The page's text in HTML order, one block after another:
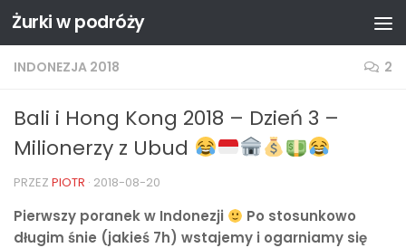
Przejdź do treści
Żurki w podróży
INDONEZJA 2018 2
Bali i Hong Kong 2018 – Dzień 3 –
Milionerzy z Ubud
PRZEZ PIOTR · 2018-08-20
Pierwszy poranek w Indonezji
Po stosunkowo
długim śnie (jakieś 7h) wstajemy i ogarniamy się